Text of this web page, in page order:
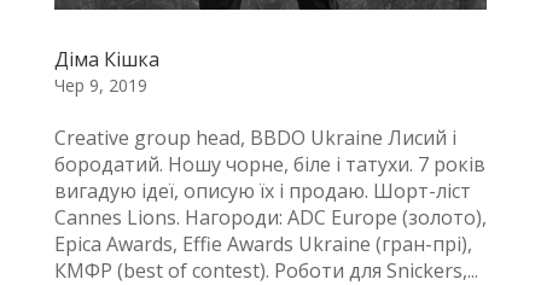
Діма Кішка
Чер 9, 2019
Creative group head, BBDO Ukraine Лисий і
бородатий. Ношу чорне, біле і татухи. 7 років
вигадую ідеї, описую їх і продаю. Шорт-ліст
Cannes Lions. Нагороди: ADC Europe (золото),
Epica Awards, Effie Awards Ukraine (гран-прі),
КМФР (best of contest). Роботи для Snickers,...